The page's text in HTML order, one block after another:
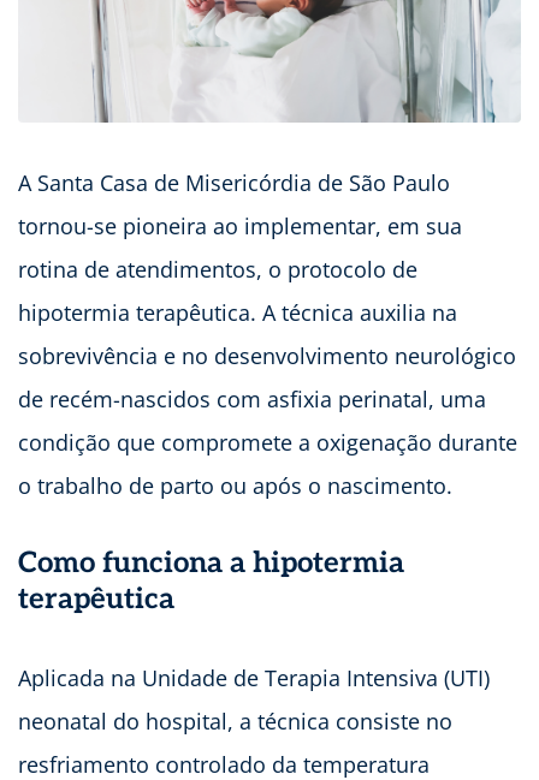
A Santa Casa de Misericórdia de São Paulo
tornou-se pioneira ao implementar, em sua
rotina de atendimentos, o protocolo de
hipotermia terapêutica. A técnica auxilia na
sobrevivência e no desenvolvimento neurológico
de recém-nascidos com asfixia perinatal, uma
condição que compromete a oxigenação durante
o trabalho de parto ou após o nascimento.
Como funciona a hipotermia
terapêutica
Aplicada na Unidade de Terapia Intensiva (UTI)
neonatal do hospital, a técnica consiste no
resfriamento controlado da temperatura